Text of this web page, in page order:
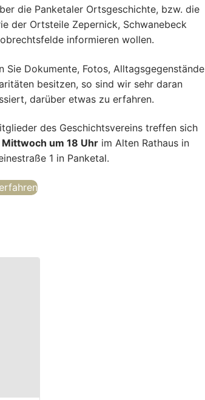
die Panketaler Ortsgeschichte, bzw. die
der Ortsteile Zepernick, Schwanebeck
informieren wollen.
Sie Dokumente, Fotos, Alltagsgegenstände
besitzen, so sind wir sehr daran
darüber etwas zu erfahren.
des Geschichtsvereins treffen sich
um 18 Uhrim Alten Rathaus in
1 in Panketal.